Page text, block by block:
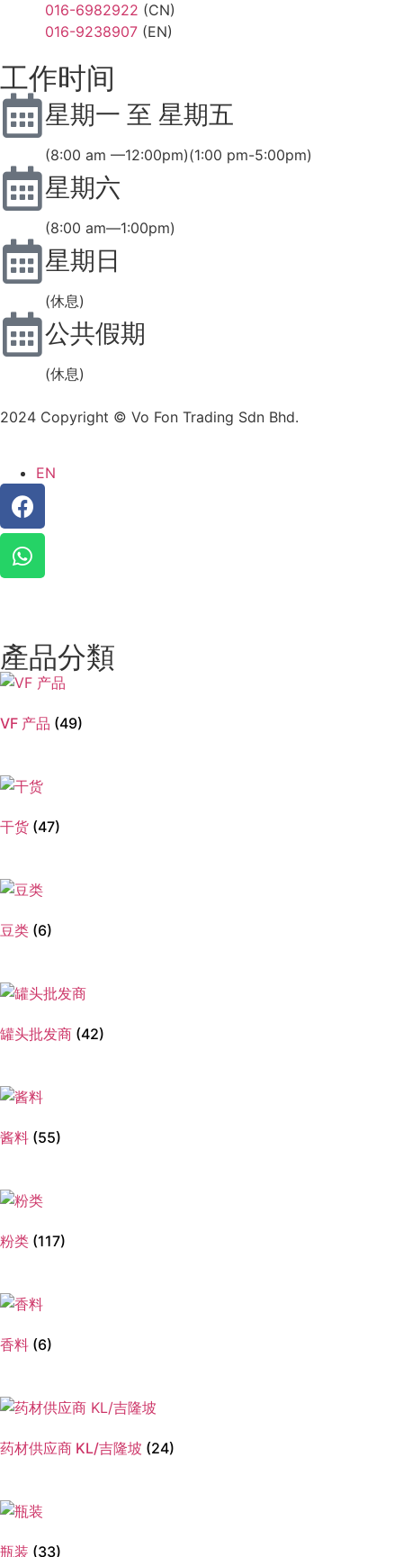
016-6982922 (CN)
016-9238907 (EN)
工作时间
星期一 至 星期五
(8:00 am —12:00pm)(1:00 pm-5:00pm)
星期六
(8:00 am—1:00pm)
星期日
(休息)
公共假期
(休息)
2024 Copyright © Vo Fon Trading Sdn Bhd.
EN
產品分類
VF 产品 (49)
干货 (47)
豆类 (6)
罐头批发商 (42)
酱料 (55)
粉类 (117)
香料 (6)
药材供应商 KL/吉隆坡 (24)
瓶装 (33)